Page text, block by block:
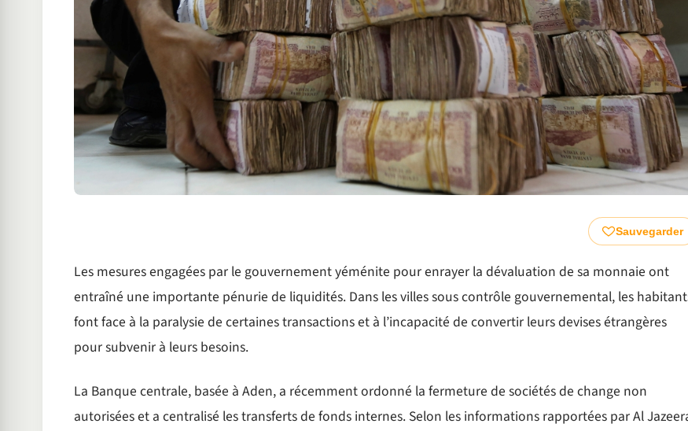
Sauvegarder
Les mesures engagées par le gouvernement yéménite pour enrayer la dévaluation de sa monnaie ont
entraîné une importante pénurie de liquidités. Dans les villes sous contrôle gouvernemental, les
font face à la paralysie de certaines transactions et à l’incapacité de convertir leurs devises étrangères
pour subvenir à leurs besoins.
La Banque centrale, basée à Aden, a récemment ordonné la fermeture de sociétés de change non
autorisées et a centralisé les transferts de fonds internes. Selon les informations rapportées par Al